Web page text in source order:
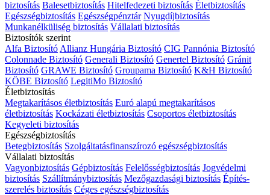
biztosítás Balesetbiztosítás Hitelfedezeti biztosítás Életbiztosítás
Egészségbiztosítás Egészségpénztár Nyugdíjbiztosítás
Munkanélküliség biztosítás Vállalati biztosítás
Biztosítók szerint
Alfa Biztosító Allianz Hungária Biztosító CIG Pannónia Biztosító
Colonnade Biztosító Generali Biztosító Genertel Biztosító Gránit
Biztosító GRAWE Biztosító Groupama Biztosító K&H Biztosító
KÖBE Biztosító LegitiMo Biztosító
Életbiztosítás
Megtakarításos életbiztosítás Euró alapú megtakarításos
életbiztosítás Kockázati életbiztosítás Csoportos életbiztosítás
Kegyeleti biztosítás
Egészségbiztosítás
Betegbiztosítás Szolgáltatásfinanszírozó egészségbiztosítás
Vállalati biztosítás
Vagyonbiztosítás Gépbiztosítás Felelősségbiztosítás Jogvédelmi
biztosítás Szállítmánybiztosítás Mezőgazdasági biztosítás Építés-
szerelés biztosítás Céges egészségbiztosítás